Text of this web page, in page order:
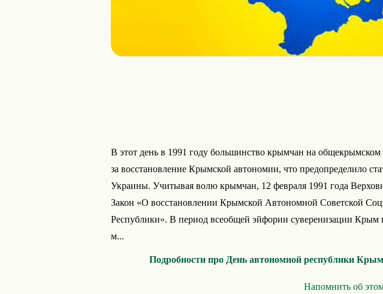
В этот день в 1991 году большинство крымчан на общекрымском
за восстановление Крымской автономии, что предопределило
Украины. Учитывая волю крымчан, 12 февраля 1991 года
Закон «О восстановлении Крымской Автономной Советской
Республики». В период всеобщей эйфории суверенизации Крым
м...
Подробности про День автономной республики
Напомнить об